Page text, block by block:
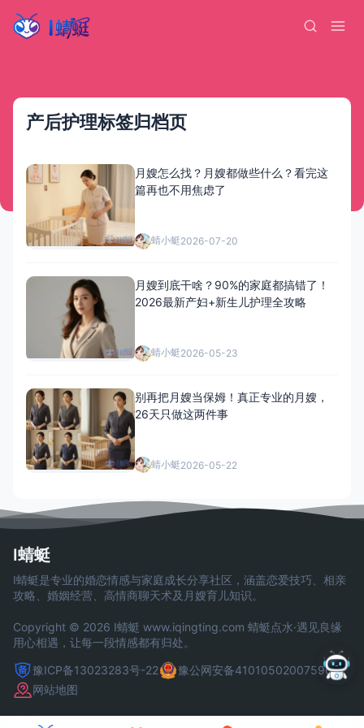
产后护理标签归档页
月嫂怎么找？月嫂都做些什么？看完这
篇再也不用焦虑了
蜻小蜓2026-07-20
月嫂到底干啥？90%的家庭都搞错了！
2026最新产妇+新生儿护理全攻略
蜻小蜓2026-05-23
别再把月嫂当保姆！真正专业的月嫂，
26天只做这两件事
蜻小蜓2026-05-22
I蜻蜓
I蜻蜓是专业的婚恋情感与家庭成长分享社区，涵盖恋爱技巧、相亲
攻略、婚姻经营、高情商聊天术及月嫂育儿知识。
Copyright © 2026 I蜻蜓 www.iqingting.com 蜻蜓点水·遇见良缘
用心相遇，让每一段情感都有归处。
豫ICP备13023283号-22
豫公网安备41010502007590号
网站地图